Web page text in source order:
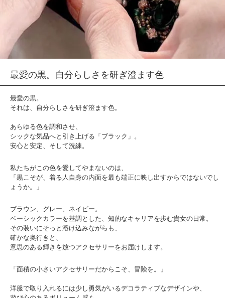
最愛の黒。自分らしさを研ぎ澄ます色
最愛の黒。
それは、自分らしさを研ぎ澄ます色。
あらゆる色を調和させ、
シックな気品へと引き上げる「ブラック」。
安心と安定、そして洗練。
私たちがこの色を愛してやまないのは、
「黒こそが、着る人自身の内面を最も端正に映し出すからではないでし
ょうか。」
ブラウン、グレー、ネイビー。
ベーシックカラーを基調とした、知的なキャリアを歩む貴女の日常。
その装いにそっと溶け込みながらも、
確かな奥行きと、
意思のある輝きを放つアクセサリーをお届けします。
「面積の小さいアクセサリーだからこそ、冒険を。」
洋服で取り入れるには少し勇気がいるデコラティブなデザインや、